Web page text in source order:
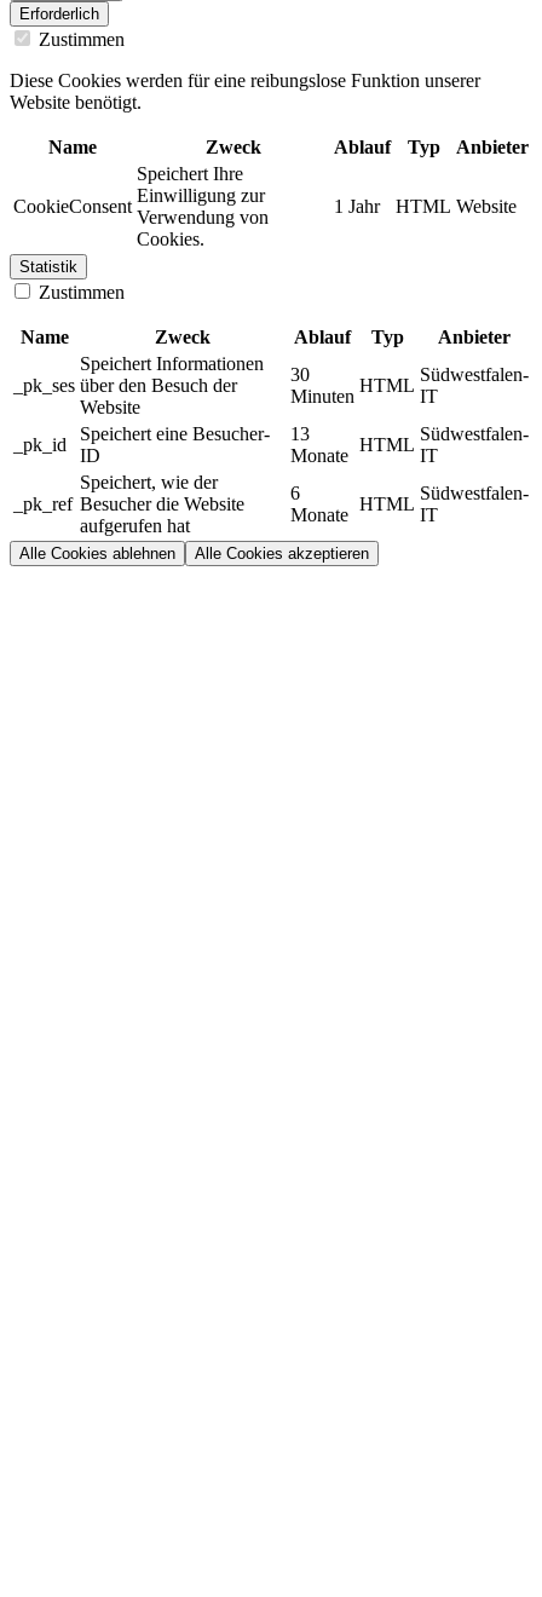
Erforderlich
Zustimmen
Diese Cookies werden für eine reibungslose Funktion unserer
Website benötigt.
Name Zweck Ablauf Typ Anbieter
CookieConsent
Speichert Ihre
Einwilligung zur
Verwendung von
Cookies.
1 Jahr HTML Website
Statistik
Zustimmen
Name Zweck Ablauf Typ Anbieter
_pk_ses
Speichert Informationen
über den Besuch der
Website
30
Minuten
HTML
Südwestfalen-
IT
_pk_id
Speichert eine Besucher-
ID
13
Monate
HTML
Südwestfalen-
IT
_pk_ref
Speichert, wie der
Besucher die Website
aufgerufen hat
6
Monate
HTML
Südwestfalen-
IT
Alle Cookies ablehnen Alle Cookies akzeptieren